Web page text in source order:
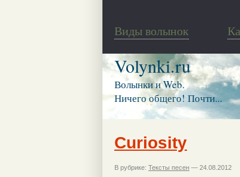
Виды волынок
Volynki.ru
Волынки и Web.
Ничего общего! Почти...
Curiosity
В рубрике: Тексты песен — 24.08.2012